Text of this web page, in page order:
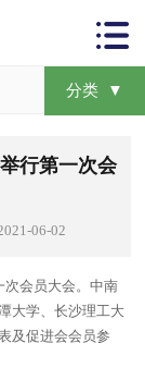
分类 ▼
行第一次会
06-02
会员大会。中南
大学、长沙理工大
及促进会会员参